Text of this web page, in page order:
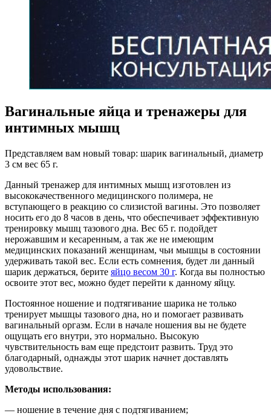
Вагинальные яйца и тренажеры для
интимных мышц
Представляем вам новый товар: шарик вагинальный, диаметр
3 см вес 65 г.
Данный тренажер для интимных мышц изготовлен из
высококачественного медицинского полимера, не
вступающего в реакцию со слизистой вагины. Это позволяет
носить его до 8 часов в день, что обеспечивает эффективную
тренировку мышц тазового дна. Вес 65 г. подойдет
нерожавшим и кесаренным, а так же не имеющим
медицинских показаний женщинам, чьи мышцы в состоянии
удерживать такой вес. Если есть сомнения, будет ли данный
шарик держаться, берите яйцо весом 30 г. Когда вы полностью
освоите этот вес, можно будет перейти к данному яйцу.
Постоянное ношение и подтягивание шарика не только
тренирует мышцы тазового дна, но и помогает развивать
вагинальный оргазм. Если в начале ношения вы не будете
ощущать его внутри, это нормально. Высокую
чувствительность вам еще предстоит развить. Труд это
благодарный, однажды этот шарик начнет доставлять
удовольствие.
Методы использования:
— ношение в течение дня с подтягиванием;